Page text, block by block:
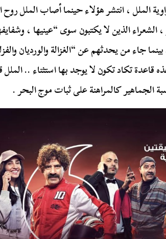
الملل ، انتشر هؤلاء حينما أصاب الملل
، الشعراء الذين لا يكتبون سوى “عينيها ،
جاء من يحدثهم عن “الغزالة والورديان
قاعدة تكاد تكون لا يوجد بها استثناء .. الملل
الجماهير كالمراهنة على ثبات موج البحر .